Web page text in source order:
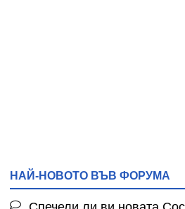
НАЙ-НОВОТО ВЪВ ФОРУМА